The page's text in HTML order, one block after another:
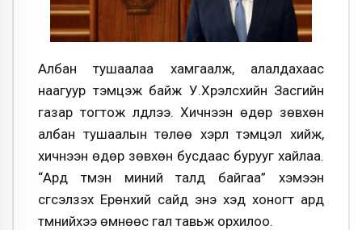
Албан тушаалаа хамгаалж, алалдахаас
наагуур тэмцэж байж У.Хүрэлсүхийн Засгийн
газар тогтож үлдлээ. Хичнээн өдөр зөвхөн
албан тушаалын төлөө хэрүүл тэмцэл хийж,
хичнээн өдөр зөвхөн бусдаас бурууг хайлаа.
“Ард түмэн миний талд байгаа” хэмээн
сүгсэлзэх Ерөнхий сайд энэ хэд хоногт ард
түмнийхээ өмнөөс гал тавьж орхилоо.